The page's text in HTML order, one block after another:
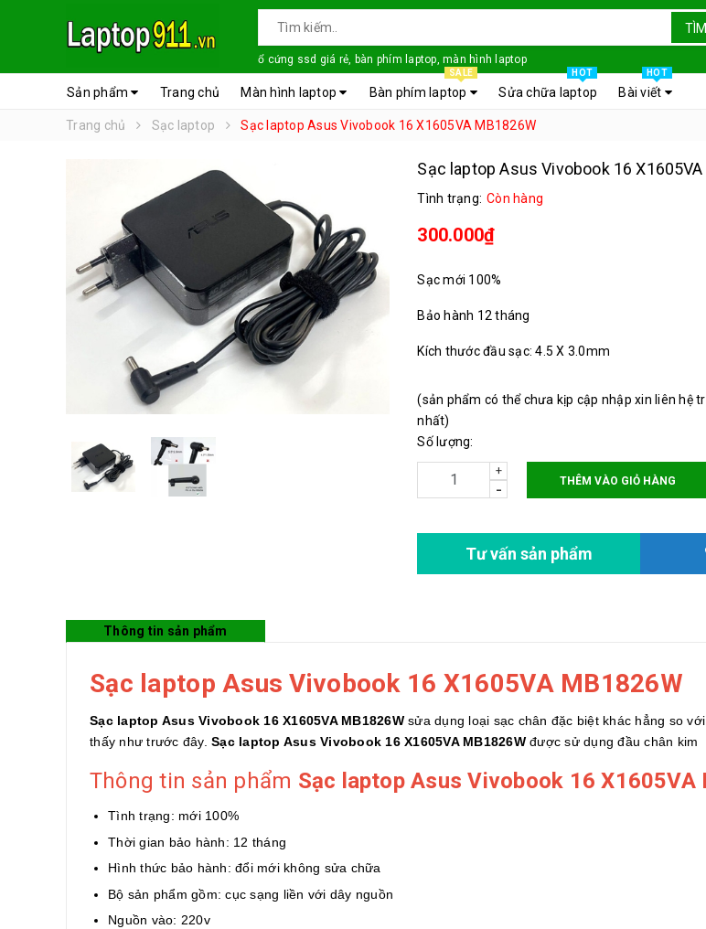
ổ cứng ssd giá rẻ, bàn phím laptop, màn hình laptop
Sản phẩm Trang chủ Màn hình laptop Bàn phím laptop
SALE
Sửa chữa laptop
HOT
Bài viết
HOT
Trang chủ Sạc laptop Sạc laptop Asus Vivobook 16 X1605VA MB1826W
Sạc laptop Asus Vivobook 16
Tình trạng: Còn hàng
300.000₫
Sạc mới 100%
Bảo hành 12 tháng
Kích thước đầu sạc: 4.5 X 3.0mm
(sản phẩm có thể chưa kịp cập nhập xin liên hệ
nhất)
Số lượng:
+
- THÊM VÀO GIỎ HÀNG
Tư vấn sản phẩm
Thông tin sản phẩm
Sạc laptop Asus Vivobook 16 X1605VA MB1826W
Sạc laptop Asus Vivobook 16 X1605VA MB1826Wsửa dụng loại sạc chân đặc biệt khác hẳng so
thấy như trước đây. Sạc laptop Asus Vivobook 16 X1605VA MB1826Wđược sử dụng đầu chân kim
Thông tin sản phẩm Sạc laptop Asus Vivobook 16 X1605VA
Tình trạng: mới 100%
Thời gian bảo hành: 12 tháng
Hình thức bảo hành: đổi mới không sửa chữa
Bộ sản phẩm gồm: cục sạng liền với dây nguồn
Nguồn vào: 220v